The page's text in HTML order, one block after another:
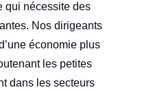
qui nécessite des
Nos dirigeants
économie plus
les petites
dans les secteurs